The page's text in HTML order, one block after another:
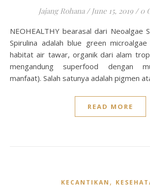
Jajang Rohana / June 15, 2019 / 0
NEOHEALTHY bearasal dari Neoalgae Spirulina. Neoalgae
Spirulina adalah blue green
habitat air tawar, organik dari alam
mengandung superfood dengan
manfaat). Salah satunya adalah pigmen
READ MORE
KECANTIKAN ,